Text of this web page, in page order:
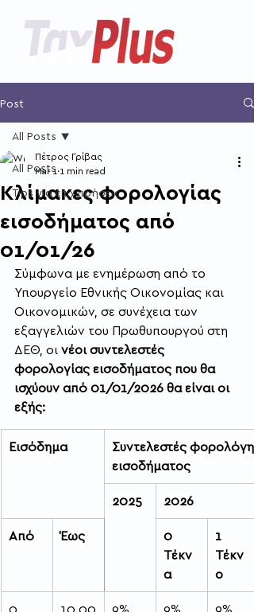
Post
All Posts
Tips για επιχειρήσεις
All Posts
Κλίμακες φορολογίας
εισοδήματος από
01/01/26
Πέτρος Γρίβας
Mar 1 1 min read
Σύμφωνα με ενημέρωση από το
Υπουργείο Εθνικής Οικονομίας και
Οικονομικών, σε συνέχεια των
εξαγγελιών του Πρωθυπουργού στη
ΔΕΘ, οι νέοι συντελεστές
φορολογίας εισοδήματος που θα
ισχύουν από 01/01/2026 θα είναι οι
εξής:
Εισόδημα
Συντελεστές
εισοδήματος
2025 2026
Από Έως
0
Τέκν
α
1
Τέκν
ο
0
10.00
9% 9% 9%